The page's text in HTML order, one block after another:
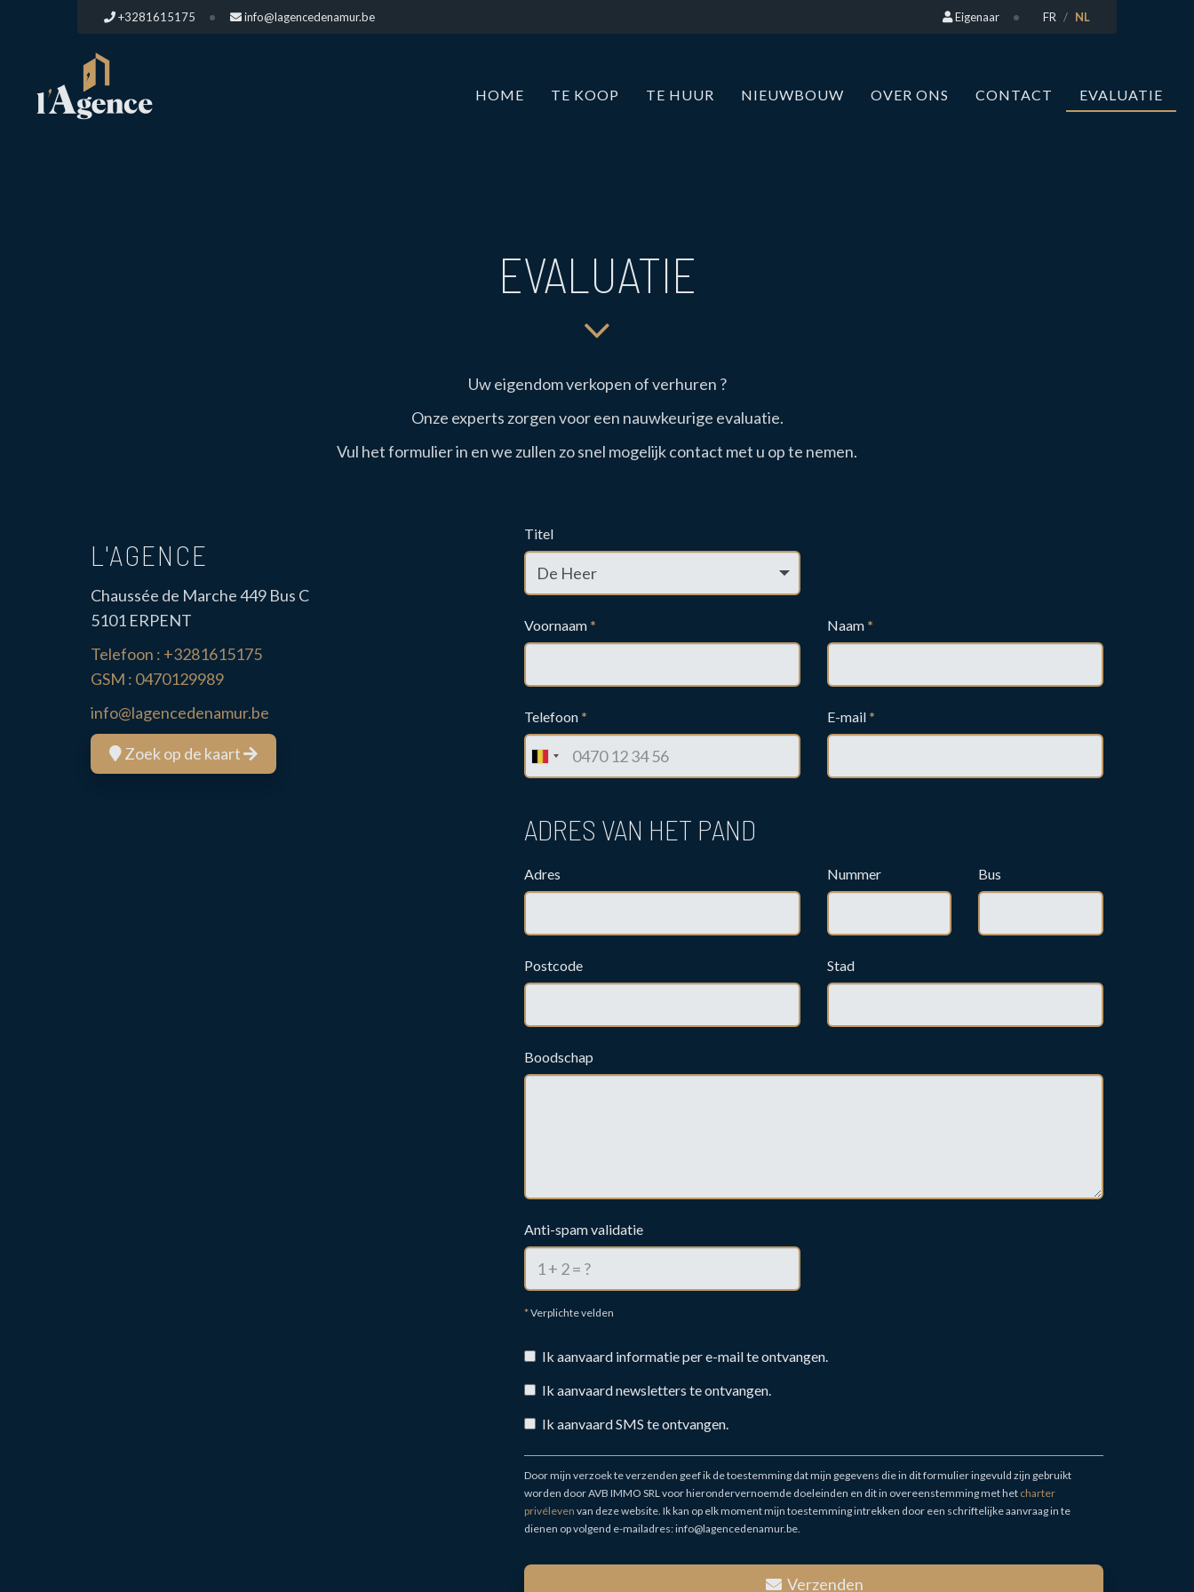
+3281615175 info@lagencedenamur.be Eigenaar FR NL
HOME TE KOOP TE HUUR NIEUWBOUW OVER ONS CONTACT EVALUATIE
EVALUATIE
Uw eigendom verkopen of verhuren ?
Onze experts zorgen voor een nauwkeurige evaluatie.
Vul het formulier in en we zullen zo snel mogelijk contact met u op te nemen.
L'AGENCE
Chaussée de Marche 449 Bus C
5101 ERPENT
Telefoon : +3281615175
GSM : 0470129989
info@lagencedenamur.be
Zoek op de kaart
Titel
Voornaam* Naam*
Telefoon* E-mail*
ADRES VAN HET PAND
Adres Nummer Bus
Postcode Stad
Boodschap
Anti-spam validatie
*Verplichte velden
Ik aanvaard informatie per e-mail te ontvangen.
Ik aanvaard newsletters te ontvangen.
Ik aanvaard SMS te ontvangen.
Door mijn verzoek te verzenden geef ik de toestemming dat mijn gegevens die in dit formulier ingevuld zijn gebruikt
worden door AVB IMMO SRL voor hierondervernoemde doeleinden en dit in overeenstemming met het charter
privéleven van deze website. Ik kan op elk moment mijn toestemming intrekken door een schriftelijke aanvraag in te
dienen op volgend e-mailadres: info@lagencedenamur.be.
Verzenden